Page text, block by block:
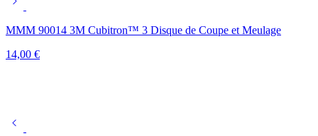
MMM 90014 3M Cubitron™ 3 Disque de Coupe et Meulage
14,00 €